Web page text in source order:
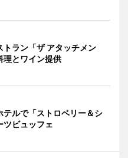
トラン「ザ アタッチメン
とワイン提供
テルで「ストロベリー＆シ
ツビュッフェ